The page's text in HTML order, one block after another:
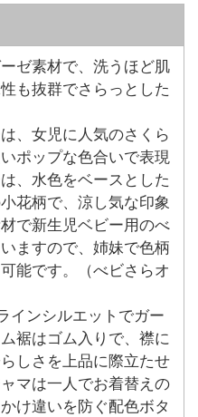
ゼ素材で、洗うほど肌
も抜群でさらっとした
、女児に人気のさくら
ポップな色合いで表現
、水色をベースとした
花柄で、涼し気な印象
で新生児ベビー用のべ
ますので、姉妹で色柄
能です。（べビさらオ
インシルエットでガー
裾はゴム入りで、襟に
しさを上品に際立たせ
マは一人でお着替えの
け違いを防ぐ配色ボタ